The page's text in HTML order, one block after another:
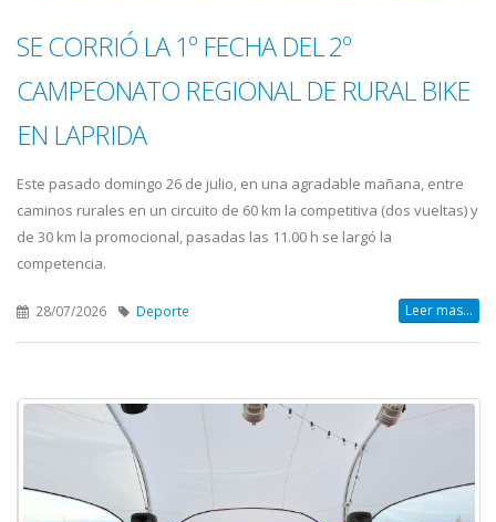
SE CORRIÓ LA 1º FECHA DEL 2º
CAMPEONATO REGIONAL DE RURAL BIKE
EN LAPRIDA
Este pasado domingo 26 de julio, en una agradable mañana, entre
caminos rurales en un circuito de 60 km la competitiva (dos vueltas) y
de 30 km la promocional, pasadas las 11.00 h se largó la
competencia.
28/07/2026 Deporte Leer mas...